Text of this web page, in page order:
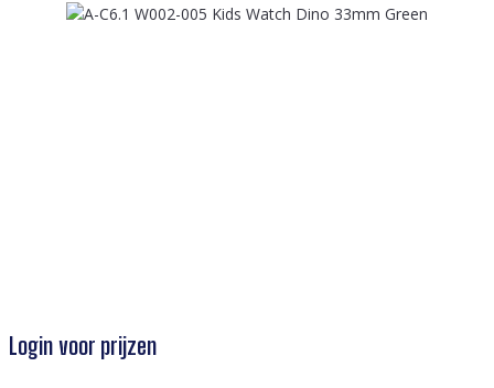
Afbeeldingengalerij overslaan
Login voor prijzen